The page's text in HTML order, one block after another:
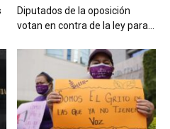
Diputados de la oposición
votan en contra de la ley para...